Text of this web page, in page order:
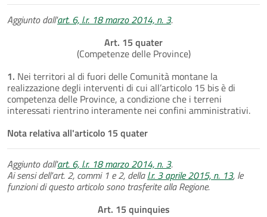
Aggiunto dall'art. 6, l.r. 18 marzo 2014, n. 3.
Art. 15 quater
(Competenze delle Province)
1. Nei territori al di fuori delle Comunità montane la
realizzazione degli interventi di cui all’articolo 15 bis è di
competenza delle Province, a condizione che i terreni
interessati rientrino interamente nei confini amministrativi.
Nota relativa all'articolo 15 quater
Aggiunto dall'art. 6, l.r. 18 marzo 2014, n. 3.
Ai sensi dell'art. 2, commi 1 e 2, dellal.r. 3 aprile 2015, n. 13, le
funzioni di questo articolo sono trasferite alla Regione.
Art. 15 quinquies